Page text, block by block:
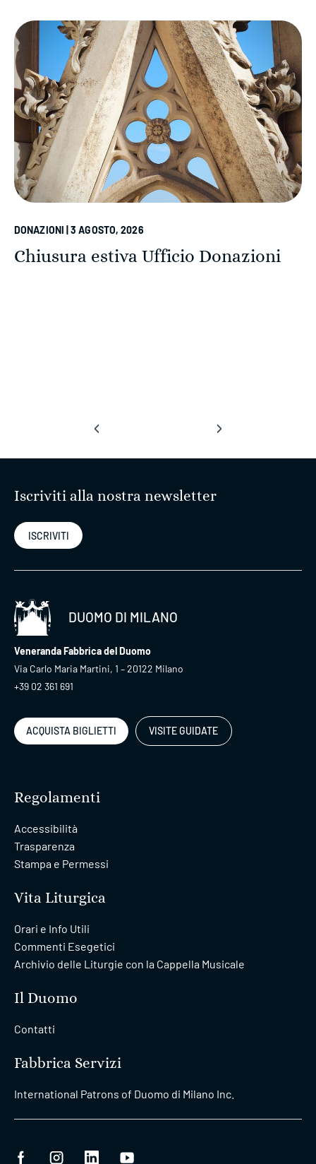
DONAZIONI | 3 AGOSTO, 2026
Chiusura estiva Ufficio Donazioni
‹ ›
Iscriviti alla nostra newsletter
ISCRIVITI
DUOMO DI MILANO
Veneranda Fabbrica del Duomo
Via Carlo Maria Martini, 1 – 20122 Milano
+39 02 361 691
ACQUISTA BIGLIETTI VISITE GUIDATE
Regolamenti
Accessibilità
Trasparenza
Stampa e Permessi
Vita Liturgica
Orari e Info Utili
Commenti Esegetici
Archivio delle Liturgie con la Cappella Musicale
Il Duomo
Contatti
Fabbrica Servizi
International Patrons of Duomo di Milano Inc.